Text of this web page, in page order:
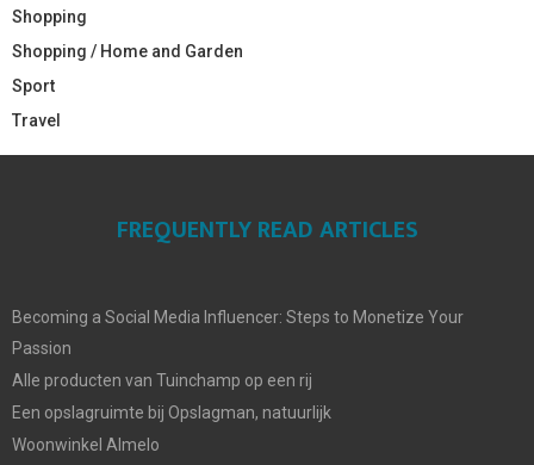
Shopping
Shopping / Home and Garden
Sport
Travel
FREQUENTLY READ ARTICLES
Becoming a Social Media Influencer: Steps to Monetize Your
Passion
Alle producten van Tuinchamp op een rij
Een opslagruimte bij Opslagman, natuurlijk
Woonwinkel Almelo